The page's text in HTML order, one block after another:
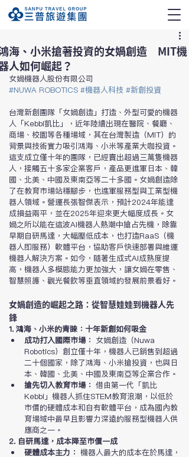
海、小米搶著投資的女媧創造 MIT機
人如何崛起？
女媧機器人股份有限公司
#NUWA ROBOTICS #機器人科技 #新創投資
台灣新創團隊「女媧創造」打造、外型可愛的機器
人「Kebbi凱比」，近年陸續出現在醫院、餐廳、
商場、校園等各種場域，其在台灣製造（MIT）的
背景與技術實力吸引鴻海、小米等產業大咖投資。
這支成立僅十年的團隊，已經賣出超過三萬隻機器
人，接觸五十多家企業客戶，產品更進軍日本、韓
國、北美、中國及東南亞等二十多國。女媧創造除
了在教育市場站穩腳步，也進軍服務型與工業型機
器人領域。營運長張智傑表示，預計2024年能達
成損益兩平，並在2025年迎來更大幅度成長。女
媧之所以能在這波AI機器人熱潮中搶占先機，除靠
早期自研馬達，大幅壓低成本，也打造RaaS（機
器人即服務）軟體平台，協助客戶快速部署與維運
機器人解決方案。如今，隨著生成式AI成熟度提
高，機器人多模態能力更加強大，讓女媧在零售、
智慧照護、觀光餐飲等垂直領域的發展前景看好。
女媧創造的崛起之路：從智慧娃娃到機器人先
鋒
1. 鴻海、小米的青睞：十年新創如何吸金
成功打入國際市場： 女媧創造（Nuwa
Robotics）創立僅十年，機器人已銷售到超過
二十個國家，除了鴻海、小米搶投資，也與日
本、韓國、北美、中國及東南亞等企業合作。
搶先切入教育市場： 借由第一代「凱比
Kebbi」機器人抓住STEM教育浪潮，以低於
市價的硬體成本和自有軟體平台，成為國內教
育場域中最早且影響力深遠的服務型機器人供
應商之一。
2. 自研馬達，成本降至市價一成
硬體成本主力： 機器人最大的成本在於馬達，